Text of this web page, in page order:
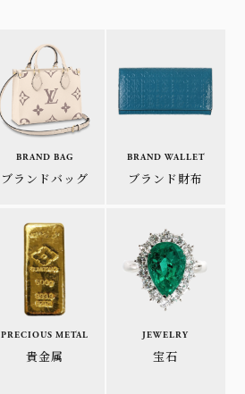
BRAND BAG
ブランドバッグ
BRAND WALLET
ブランド財布
PRECIOUS METAL
貴金属
JEWELRY
宝石